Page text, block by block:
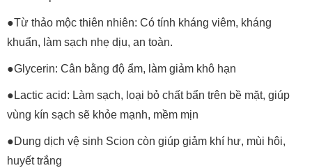
●Từ thảo mộc thiên nhiên: Có tính kháng viêm, kháng
khuẩn, làm sạch nhẹ dịu, an toàn.
●Glycerin: Cân bằng độ ẩm, làm giảm khô hạn
●Lactic acid: Làm sạch, loại bỏ chất bẩn trên bề mặt, giúp
vùng kín sạch sẽ khỏe mạnh, mềm mịn
●Dung dịch vệ sinh Scion còn giúp giảm khí hư, mùi hôi,
huyết trắng